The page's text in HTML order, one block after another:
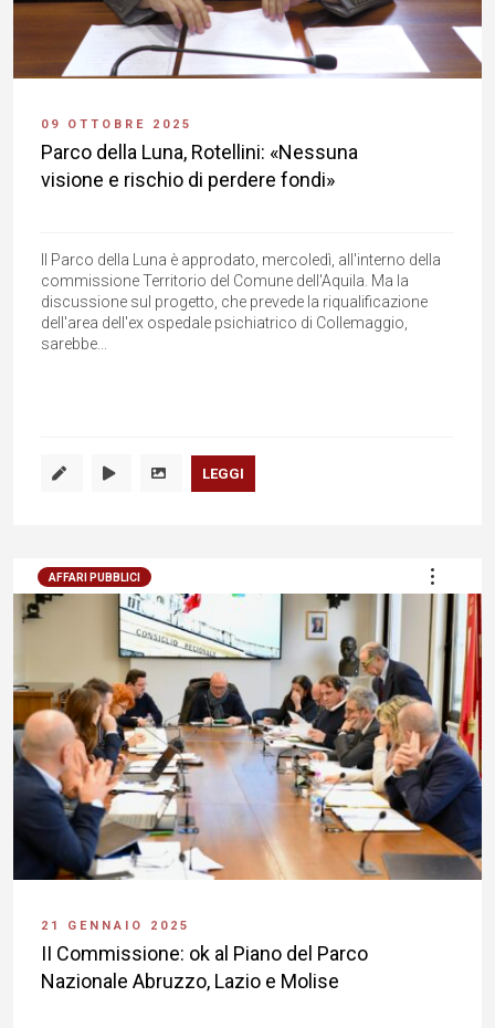
09 OTTOBRE 2025
Parco della Luna, Rotellini: «Nessuna
visione e rischio di perdere fondi»
Il Parco della Luna è approdato, mercoledì, all'interno della
commissione Territorio del Comune dell'Aquila. Ma la
discussione sul progetto, che prevede la riqualificazione
dell'area dell'ex ospedale psichiatrico di Collemaggio,
sarebbe...
LEGGI
AFFARI PUBBLICI
21 GENNAIO 2025
II Commissione: ok al Piano del Parco
Nazionale Abruzzo, Lazio e Molise